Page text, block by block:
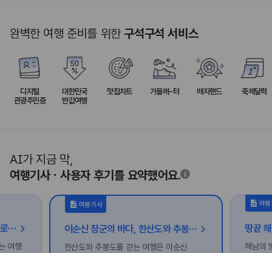
완벽한 여행 준비를 위한구석구석 서비스
디지털
관광주민증
대한민국
반값여행
맛집차트 가볼래-터 배지랜드 축제달력
AI가 지금 막,
여행기사ㆍ사용자 후기를 요약했어요.
[바다도시] ‘1일 1해수욕장’, 슬기로운 여름방학을 위한 여수 여행
여행
여행기사
이순신 장군의 바다, 한산도와 추봉도를 걷다
한산도와 추봉도를 걷는 여행은 이순신
여
해남의